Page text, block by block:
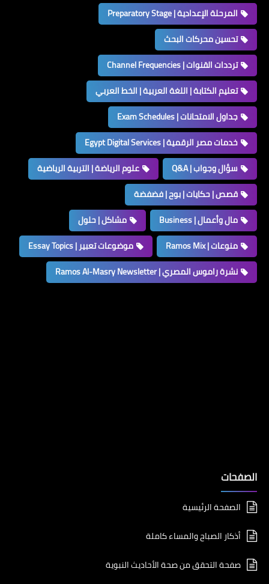
المرحلة الإعدادية | Preparatory Stage
تحسين محركات البحث
ترددات القنوات | Channel Frequencies
تعليم الكتابة | اللغة العربية | الخط العربي
جداول الامتحانات | Exam Schedules
خدمات مصر الرقمية | Egypt Digital Services
سؤال وجواب | Q&A
علوم الرياضة | التربية الرياضية
قصص | حكايات | بوح | فضفضة
مال وأعمال | Business
مشاكل | حلول
منوعات | Ramos Mix
موضوعات تعبير | Essay Topics
نشرة راموس المصري | Ramos Al-Masry Newsletter
الصفحات
الصفحة الرئيسية
أذكار الصباح والمساء كاملة
صفحة التحقق من صحة الأحاديث النبوية